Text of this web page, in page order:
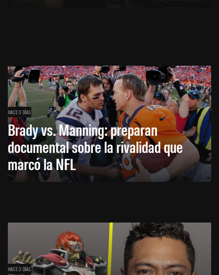
HACE 3 DÍAS
Brady vs. Manning: preparan
documental sobre la rivalidad que
marcó la NFL
HACE 3 DÍAS